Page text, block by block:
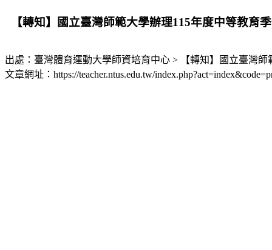
【轉知】國立臺灣師範大學辦理115年度中等教育
出處：臺灣體育運動大學師資培育中心 > 【轉知】國立臺灣
文章網址：https://teacher.ntus.edu.tw/